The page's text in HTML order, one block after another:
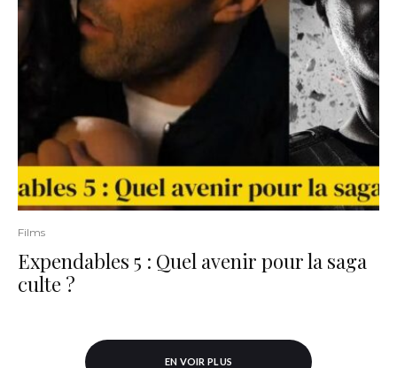
Films
Expendables 5 : Quel avenir pour la saga
culte ?
EN VOIR PLUS